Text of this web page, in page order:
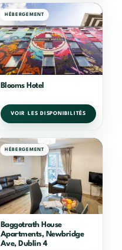
HÉBERGEMENT
Blooms Hotel
VOIR LES DISPONIBILITÉS
HÉBERGEMENT
Baggotrath House
Apartments, Newbridge
Ave, Dublin 4